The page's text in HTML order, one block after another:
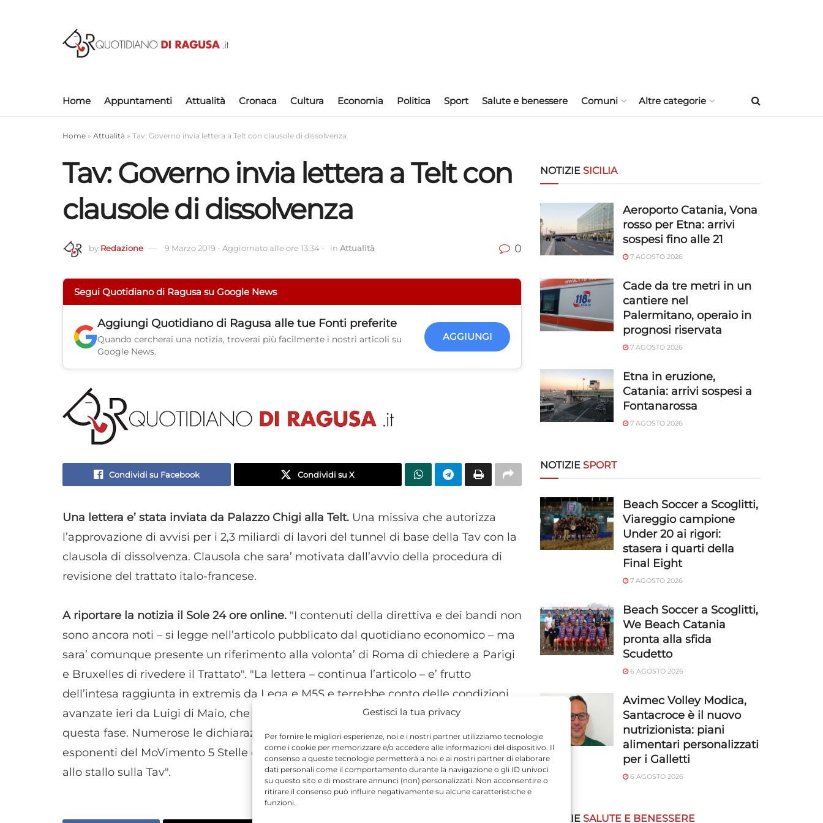
Gestisci la tua privacy
Per fornire le migliori esperienze, noi e i nostri partner utilizziamo tecnologie
come i cookie per memorizzare e/o accedere alle informazioni del dispositivo. Il
consenso a queste tecnologie permetterà a noi e ai nostri partner di elaborare
dati personali come il comportamento durante la navigazione o gli ID univoci
su questo sito e di mostrare annunci (non) personalizzati. Non acconsentire o
ritirare il consenso può influire negativamente su alcune caratteristiche e
funzioni.
Home Appuntamenti Attualità Cronaca Cultura Economia Politica Sport Salute e benessere Comuni Altre categorie
Home » Attualità » Tav: Governo invia lettera a Telt con clausole di dissolvenza
Tav: Governo invia lettera a Telt con
clausole di dissolvenza
by Redazione 9 Marzo 2019 - Aggiornato alle ore 13:34 - in Attualità 0
Segui Quotidiano di Ragusa su Google News
Aggiungi Quotidiano di Ragusa alle tue Fonti preferite
Quando cercherai una notizia, troverai più facilmente i nostri articoli su
Google News.
AGGIUNGI
Condividi su Facebook Condividi su X
Una lettera e’ stata inviata da Palazzo Chigi alla Telt. Una missiva che autorizza
l’approvazione di avvisi per i 2,3 miliardi di lavori del tunnel di base della Tav con la
clausola di dissolvenza. Clausola che sara’ motivata dall’avvio della procedura di
revisione del trattato italo-francese.
A riportare la notizia il Sole 24 ore online. "I contenuti della direttiva e dei bandi non
sono ancora noti – si legge nell’articolo pubblicato dal quotidiano economico – ma
sara’ comunque presente un riferimento alla volonta’ di Roma di chiedere a Parigi
e Bruxelles di rivedere il Trattato". "La lettera – continua l’articolo – e’ frutto
dell’intesa raggiunta in extremis da Lega e M5S e terrebbe conto delle condizioni
avanzate ieri da Luigi di Maio, che aveva chiesto di non impegnare soldi pubblici in
questa fase. Numerose le dichiarazioni delle ultime ore alla trattativa tra gli
esponenti del MoVimento 5 Stelle e la Lega sul rischio crisi di governo connesso
allo stallo sulla Tav".
NOTIZIE SICILIA
Aeroporto Catania, Vona
rosso per Etna: arrivi
sospesi fino alle 21
7 AGOSTO 2026
Cade da tre metri in un
cantiere nel
Palermitano, operaio in
prognosi riservata
7 AGOSTO 2026
Etna in eruzione,
Catania: arrivi sospesi a
Fontanarossa
7 AGOSTO 2026
NOTIZIE SPORT
Beach Soccer a Scoglitti,
Viareggio campione
Under 20 ai rigori:
stasera i quarti della
Final Eight
7 AGOSTO 2026
Beach Soccer a Scoglitti,
We Beach Catania
pronta alla sfida
Scudetto
6 AGOSTO 2026
Avimec Volley Modica,
Santacroce è il nuovo
nutrizionista: piani
alimentari personalizzati
per i Galletti
6 AGOSTO 2026
NOTIZIE SALUTE E BENESSERE